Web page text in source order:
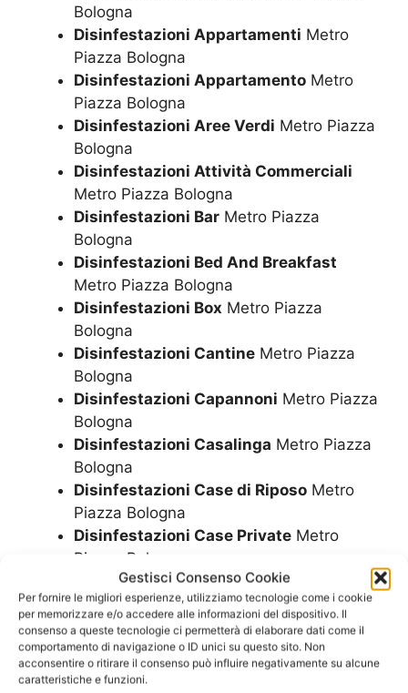
Gestisci Consenso Cookie
Per fornire le migliori esperienze, utilizziamo tecnologie come i cookie
per memorizzare e/o accedere alle informazioni del dispositivo. Il
consenso a queste tecnologie ci permetterà di elaborare dati come il
comportamento di navigazione o ID unici su questo sito. Non
acconsentire o ritirare il consenso può influire negativamente su alcune
caratteristiche e funzioni.
Bologna
Disinfestazioni Appartamenti Metro
Piazza Bologna
Disinfestazioni Appartamento Metro
Piazza Bologna
Disinfestazioni Aree Verdi Metro Piazza
Bologna
Disinfestazioni Attività Commerciali
Metro Piazza Bologna
Disinfestazioni Bar Metro Piazza
Bologna
Disinfestazioni Bed And Breakfast
Metro Piazza Bologna
Disinfestazioni Box Metro Piazza
Bologna
Disinfestazioni Cantine Metro Piazza
Bologna
Disinfestazioni Capannoni Metro Piazza
Bologna
Disinfestazioni Casalinga Metro Piazza
Bologna
Disinfestazioni Case di Riposo Metro
Piazza Bologna
Disinfestazioni Case Private Metro
Piazza Bologna
Disinfestazioni Case Vacanze
Piazza Bologna
Disinfestazioni Centri Commerciali
Metro Piazza Bologna
Disinfestazioni Cliniche PrivateMetro